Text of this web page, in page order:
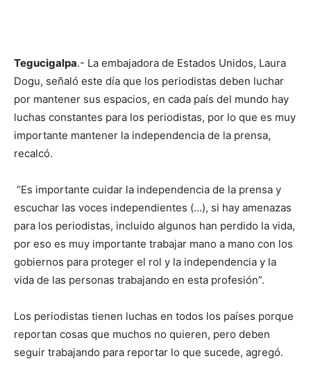
Tegucigalpa.- La embajadora de Estados Unidos, Laura
Dogu, señaló este día que los periodistas deben luchar
por mantener sus espacios, en cada país del mundo hay
luchas constantes para los periodistas, por lo que es muy
importante mantener la independencia de la prensa,
recalcó.
“Es importante cuidar la independencia de la prensa y
escuchar las voces independientes (…), si hay amenazas
para los periodistas, incluido algunos han perdido la vida,
por eso es muy importante trabajar mano a mano con los
gobiernos para proteger el rol y la independencia y la
vida de las personas trabajando en esta profesión”.
Los periodistas tienen luchas en todos los países porque
reportan cosas que muchos no quieren, pero deben
seguir trabajando para reportar lo que sucede, agregó.